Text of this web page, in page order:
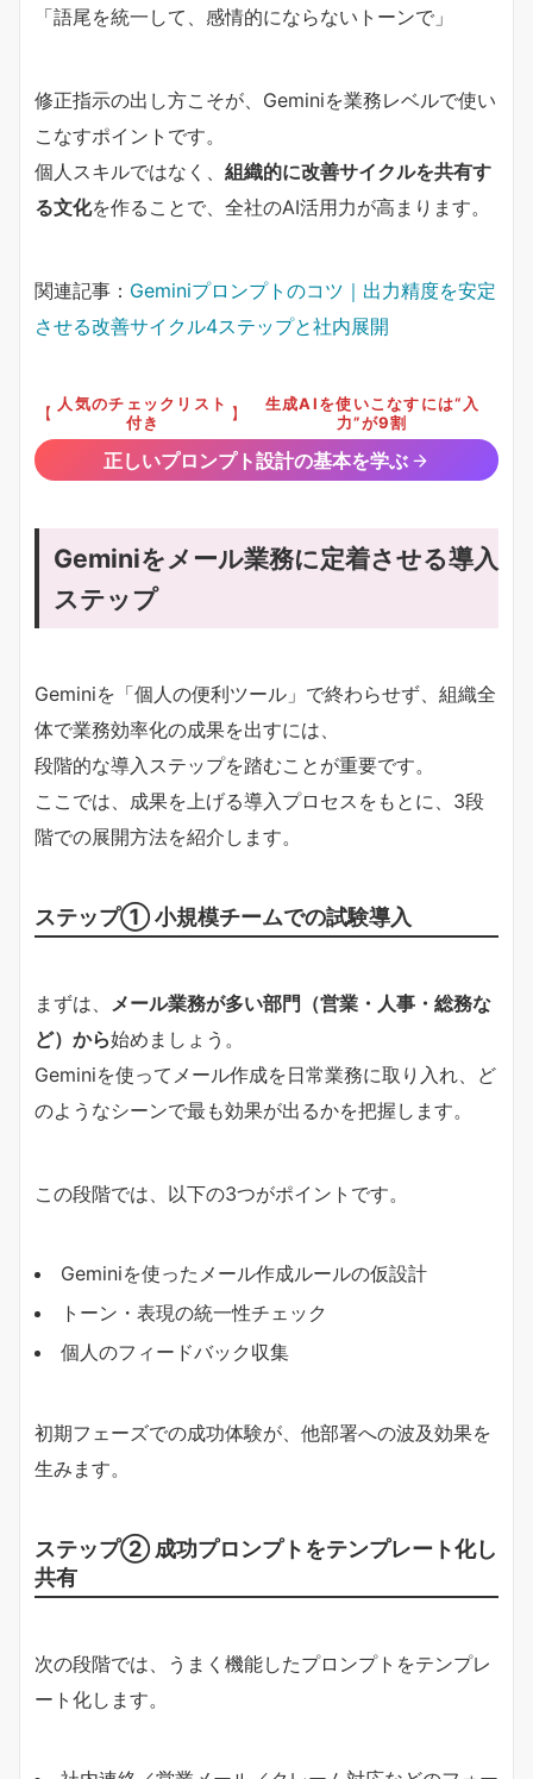
「語尾を統一して、感情的にならないトーンで」
修正指示の出し方こそが、Geminiを業務レベルで使い
こなすポイントです。
個人スキルではなく、 組織的に改善サイクルを共有す
る文化を作ることで、全社のAI活用力が高まります。
関連記事： Geminiプロンプトのコツ｜出力精度を安定
させる改善サイクル4ステップと社内展開
【 人気のチェックリスト
付き
】
生成AIを使いこなすには“入
力”が9割
正しいプロンプト設計の基本を学ぶ
Geminiをメール業務に定着させる導入
ステップ
Geminiを「個人の便利ツール」で終わらせず、組織全
体で業務効率化の成果を出すには、
段階的な導入ステップを踏むことが重要です。
ここでは、成果を上げる導入プロセスをもとに、3段
階での展開方法を紹介します。
ステップ① 小規模チームでの試験導入
まずは、 メール業務が多い部門（営業・人事・総務な
ど）から始めましょう。
Geminiを使ってメール作成を日常業務に取り入れ、ど
のようなシーンで最も効果が出るかを把握します。
この段階では、以下の3つがポイントです。
Geminiを使ったメール作成ルールの仮設計
トーン・表現の統一性チェック
個人のフィードバック収集
初期フェーズでの成功体験が、他部署への波及効果を
生みます。
ステップ② 成功プロンプトをテンプレート化し
共有
次の段階では、うまく機能したプロンプトをテンプレ
ート化します。